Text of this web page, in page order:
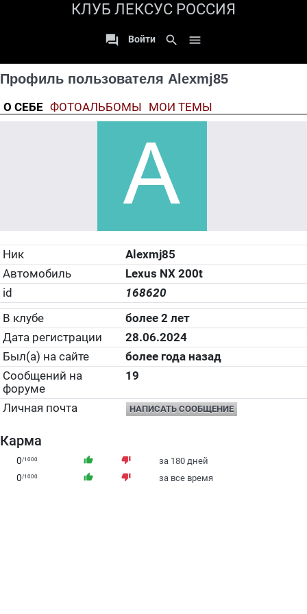
КЛУБ ЛЕКСУС РОССИЯ
 Войти search 
Профиль пользователя Alexmj85
О СЕБЕ ФОТОАЛЬБОМЫ МОИ ТЕМЫ
Ник
Alexmj85
Автомобиль
Lexus NX 200t
id
168620
В клубе
более 2 лет
Дата регистрации
28.06.2024
Был(а) на сайте
более года назад
Сообщений на
форуме
19
Личная почта НАПИСАТЬ СООБЩЕНИЕ
Карма
0/1000 thumb_up thumb_down за 180 дней
0/1000 thumb_up thumb_down за все время